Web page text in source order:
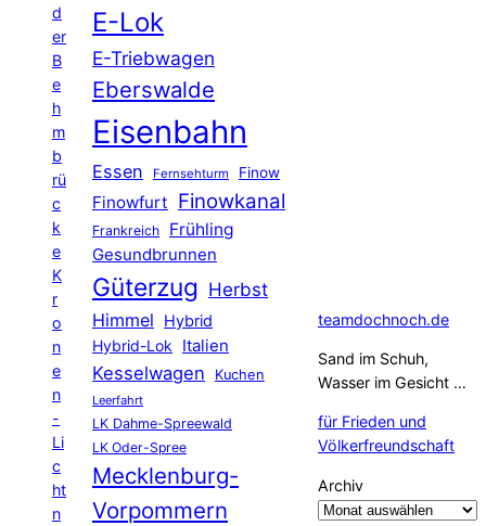
d
er
B
e
h
m
b
rü
c
k
e
K
r
o
n
e
n
-
Li
c
ht
n
E-Lok
E-Triebwagen
Eberswalde
Eisenbahn
Essen Fernsehturm Finow
Finowfurt Finowkanal
Frankreich Frühling
Gesundbrunnen
Güterzug Herbst
Himmel
Hybrid
Hybrid-Lok Italien
Kesselwagen Kuchen
Leerfahrt
LK Dahme-Spreewald
LK Oder-Spree
Mecklenburg-
Vorpommern
teamdochnoch.de
Sand im Schuh,
Wasser im Gesicht …
für Frieden und
Völkerfreundschaft
Archiv